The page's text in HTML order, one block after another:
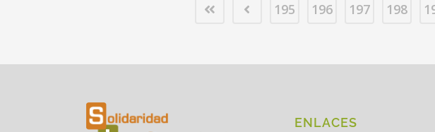
195 196 197 198
ENLACES